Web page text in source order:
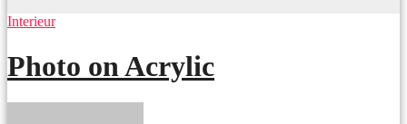
Interieur
Photo on Acrylic